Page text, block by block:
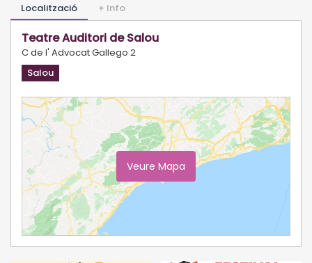
Localització + Info
Teatre Auditori de Salou
C de l' Advocat Gallego 2
Salou
Veure Mapa